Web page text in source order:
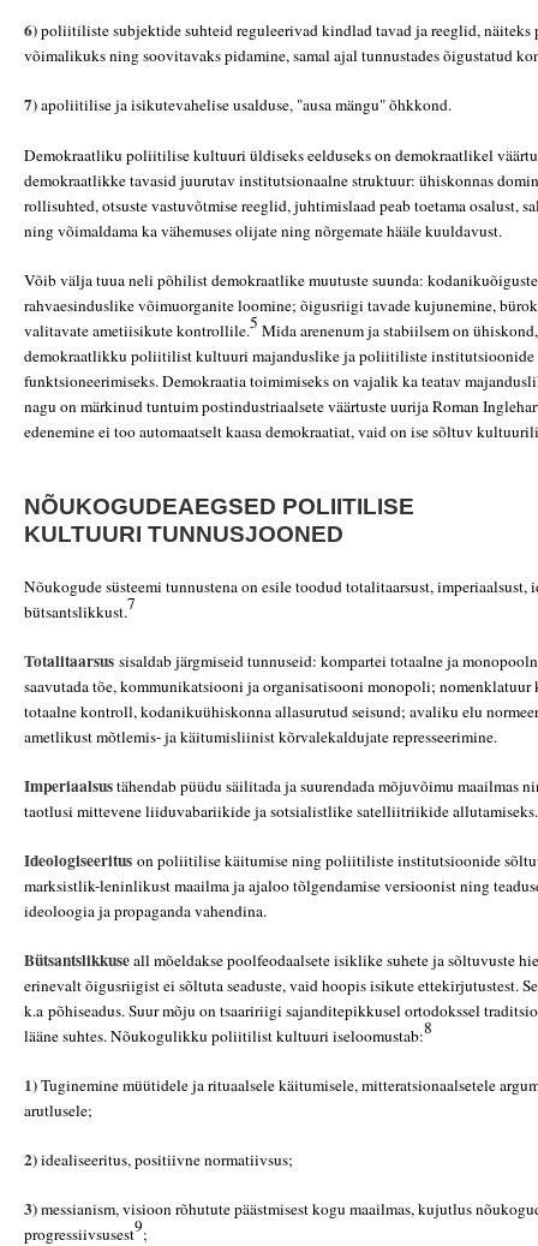
6)poliitiliste subjektide suhteid reguleerivad kindlad tavad ja reeglid,
võimalikuks ning soovitavaks pidamine, samal ajal tunnustades õigustatud
7)apoliitilise ja isikutevahelise usalduse, "ausa mängu" õhkkond.
Demokraatliku poliitilise kultuuri üldiseks eelduseks on demokraatlikel
demokraatlikke tavasid juurutav institutsionaalne struktuur: ühiskonnas
rollisuhted, otsuste vastuvõtmise reeglid, juhtimislaad peab toetama osalust,
ning võimaldama ka vähemuses olijate ning nõrgemate hääle kuuldavust.
Võib välja tuua neli põhilist demokraatlike muutuste suunda:
rahvaesinduslike võimuorganite loomine; õigusriigi tavade kujunemine,
valitavate ametiisikute kontrollile.5 Mida arenenum ja stabiilsem on
demokraatlikku poliitilist kultuuri majanduslike ja poliitiliste institutsioonide
funktsioneerimiseks. Demokraatia toimimiseks on vajalik ka teatav
nagu on märkinud tuntuim postindustriaalsete väärtuste uurija Roman
edenemine ei too automaatselt kaasa demokraatiat, vaid on ise sõltuv
NÕUKOGUDEAEGSED POLIITILISE
KULTUURI TUNNUSJOONED
Nõukogude süsteemi tunnustena on esile toodud totalitaarsust, imperiaalsust,
bütsantslikkust.7
Totalitaarsus sisaldab järgmiseid tunnuseid: kompartei totaalne ja
saavutada tõe, kommunikatsiooni ja organisatisooni monopoli; nomenklatuur
totaalne kontroll, kodanikuühiskonna allasurutud seisund; avaliku elu
ametlikust mõtlemis- ja käitumisliinist kõrvalekaldujate represseerimine.
Imperiaalsustähendab püüdu säilitada ja suurendada mõjuvõimu maailmas
taotlusi mittevene liiduvabariikide ja sotsialistlike satelliitriikide allutamiseks.
Ideologiseeritus on poliitilise käitumise ning poliitiliste institutsioonide
marksistlik-leninlikust maailma ja ajaloo tõlgendamise versioonist ning
ideoloogia ja propaganda vahendina.
Bütsantslikkuseall mõeldakse poolfeodaalsete isiklike suhete ja sõltuvuste
erinevalt õigusriigist ei sõltuta seaduste, vaid hoopis isikute ettekirjutustest.
k.a põhiseadus. Suur mõju on tsaaririigi sajanditepikkusel ortodokssel
lääne suhtes. Nõukogulikku poliitilist kultuuri iseloomustab:8
1)Tuginemine müütidele ja rituaalsele käitumisele, mitteratsionaalsetele
arutlusele;
2)idealiseeritus, positiivne normatiivsus;
3)messianism, visioon rõhutute päästmisest kogu maailmas, kujutlus
progressiivsusest9;